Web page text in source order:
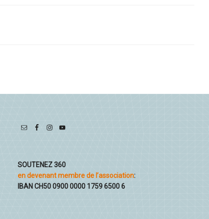
SOUTENEZ 360
en devenant membre de l’association:
IBAN CH50 0900 0000 1759 6500 6